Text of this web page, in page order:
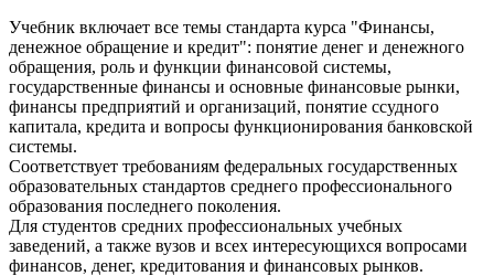
Учебник включает все темы стандарта курса "Финансы,
денежное обращение и кредит": понятие денег и денежного
обращения, роль и функции финансовой системы,
государственные финансы и основные финансовые рынки,
финансы предприятий и организаций, понятие ссудного
капитала, кредита и вопросы функционирования банковской
системы.
Соответствует требованиям федеральных государственных
образовательных стандартов среднего профессионального
образования последнего поколения.
Для студентов средних профессиональных учебных
заведений, а также вузов и всех интересующихся вопросами
финансов, денег, кредитования и финансовых рынков.